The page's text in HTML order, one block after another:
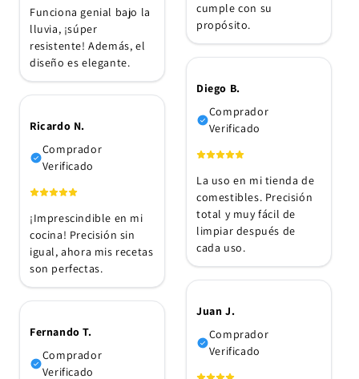
cumple con su
propósito.
Funciona genial bajo la
lluvia, ¡súper
resistente! Además, el
diseño es elegante.
Diego B.
Comprador
Verificado
La uso en mi tienda de
comestibles. Precisión
total y muy fácil de
limpiar después de
cada uso.
Ricardo N.
Comprador
Verificado
¡Imprescindible en mi
cocina! Precisión sin
igual, ahora mis recetas
son perfectas.
Juan J.
Comprador
Verificado
Fernando T.
Comprador
Verificado